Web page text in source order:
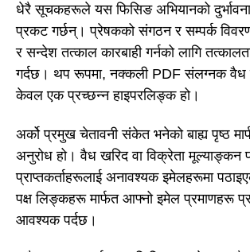
धेरै सूचकहरूले यस फिसिङ अभियानको
प्रकट गर्छन्। प्रेषकको संगठन र सम्पर्क
र सन्देश तत्काल कारबाही गर्नको लागि
गर्दछ। थप रूपमा, नक्कली PDF संलग्नक वैध
केवल एक प्रच्छन्न हाइपरलिङ्क हो।
अर्को प्रमुख चेतावनी संकेत भनेको बाह्य पृष्ठ
अनुरोध हो। वैध खरिद वा विक्रेता मूल्याङ्कन
प्राप्तकर्ताहरूलाई अनावश्यक इमेलहरूमा
पक्ष लिङ्कहरू मार्फत आफ्नो इमेल प्रमाणहरू
आवश्यक पर्दछ।